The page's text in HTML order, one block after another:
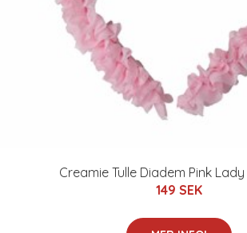
Creamie Tulle Diadem Pink
149 SEK